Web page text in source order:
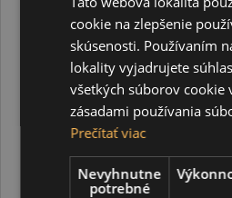
Kriedová fixka, Securit, hrot 2-
cookie na zlepšenie
skúsenosti. Používaním
lokality vyjadrujete
všetkých súborov cookie
zásadami používania
Prečítať viac
Nevyhnutne
potrebné